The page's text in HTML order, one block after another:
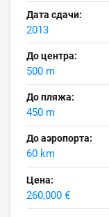
Дата сдачи:
2013
До центра:
500 m
До пляжа:
450 m
До аэропорта:
60 km
Цена:
260,000 €